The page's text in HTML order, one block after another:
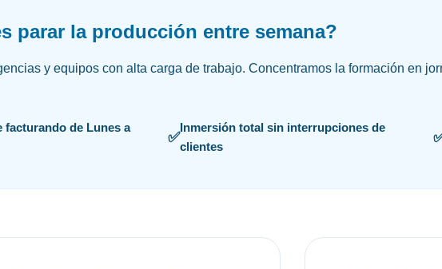
parar la producción entre semana?
y equipos con alta carga de trabajo. Concentramos la formación en
facturando de Lunes a
Inmersión total sin interrupciones de
clientes